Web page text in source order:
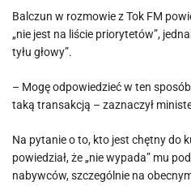
Balczun w rozmowie z Tok FM
„nie jest na liście priorytetów”,
tyłu głowy”.
– Mogę odpowiedzieć w ten
taką transakcją – zaznaczył
Na pytanie o to, kto jest chętny do
powiedział, że „nie wypada” mu
nabywców, szczególnie na